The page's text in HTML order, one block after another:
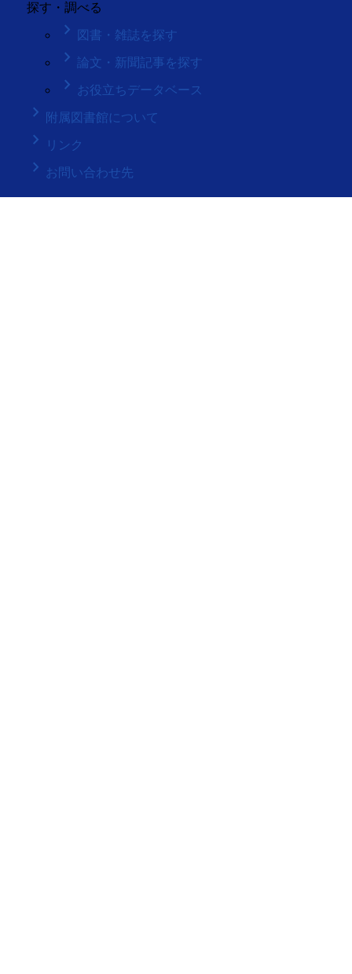
探す・調べる
keyboard_arrow_right 図書・雑誌を探す
keyboard_arrow_right 論文・新聞記事を探す
keyboard_arrow_right お役立ちデータベース
keyboard_arrow_right 附属図書館について
keyboard_arrow_right リンク
keyboard_arrow_right お問い合わせ先